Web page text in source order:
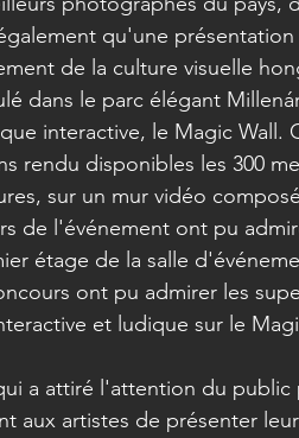
qu'une
de la culture visuelle
dans le parc élégant
interactive, le Magic Wall.
rendu disponibles les 300
sur un mur vidéo
de l'événement ont pu
étage de la salle
ont pu admirer les
et ludique sur le
a attiré l'attention du public
aux artistes de présenter